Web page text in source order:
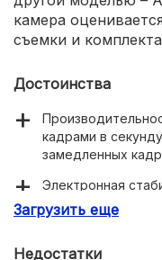
камера
съемки и
Достоинства
кадрами в
замедленных
Электронная
на ходу.
данных и
Загрузить еще
Недостатки